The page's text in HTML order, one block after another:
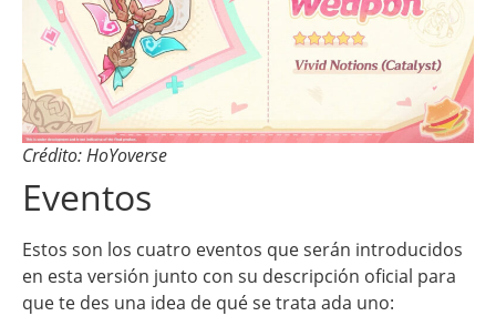
Crédito: HoYoverse
Eventos
Estos son los cuatro eventos que serán introducidos
en esta versión junto con su descripción oficial para
que te des una idea de qué se trata ada uno: